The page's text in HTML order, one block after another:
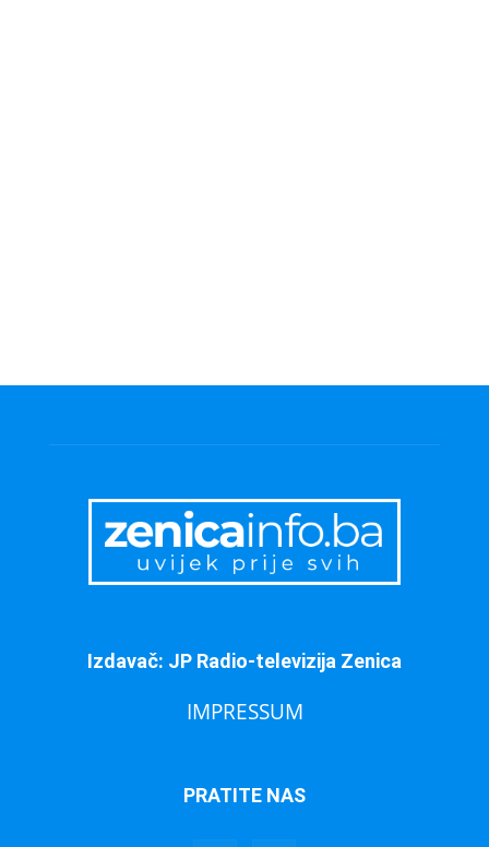
Izdavač: JP Radio-televizija Zenica
IMPRESSUM
PRATITE NAS